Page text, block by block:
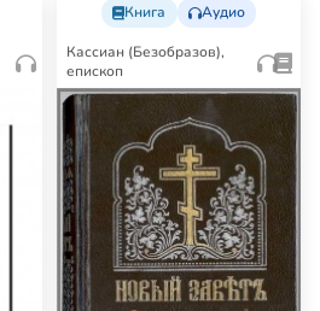
Книга Аудио
Кассиан (Безобразов),
епископ